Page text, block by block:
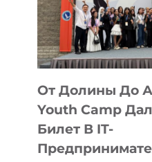
От Долины До
Youth Camp
Билет В IT-